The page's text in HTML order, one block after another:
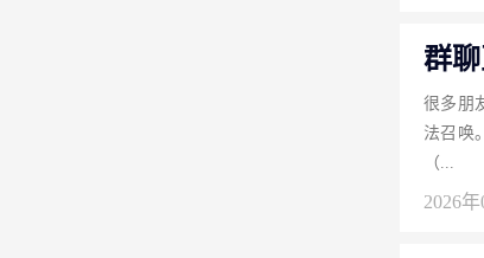
群
很多朋
法召唤
（...
2026